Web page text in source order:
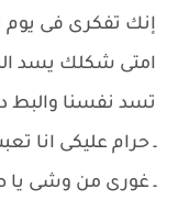
إنك تفكرى فى يوم
امتى شكلك يسد
تسد نفسنا والبط
ـ حرام عليكى انا
ـ غورى من وشى يا